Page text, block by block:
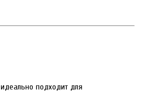
идеально подходит для